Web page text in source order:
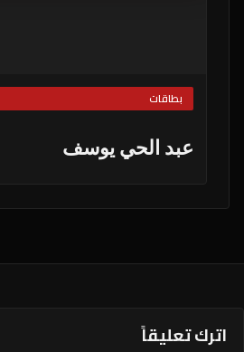
بطاقات
عبد الحي يوسف
اترك تعليقاً